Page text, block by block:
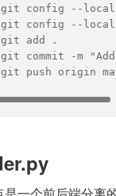
config --
config --local
add .
commit -m
push origin